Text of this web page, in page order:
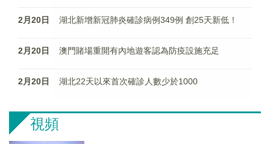
2月20日 湖北新增新冠肺炎確診病例349例 創25天新低！
2月20日 澳門賭場重開有內地遊客認為防疫設施充足
2月20日 湖北22天以來首次確診人數少於1000
視頻